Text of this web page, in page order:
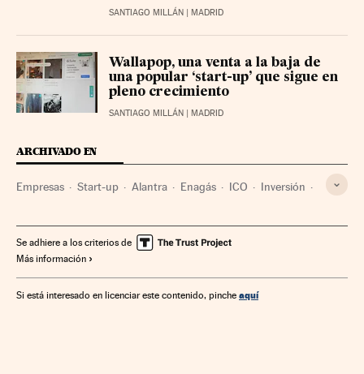
SANTIAGO MILLÁN | MADRID
Wallapop, una venta a la baja de
una popular ‘start-up’ que sigue en
pleno crecimiento
SANTIAGO MILLÁN | MADRID
ARCHIVADO EN
Empresas Start-up Alantra Enagás ICO Inversión
Se adhiere a los criterios de
Más información
Si está interesado en licenciar este contenido, pinche aquí